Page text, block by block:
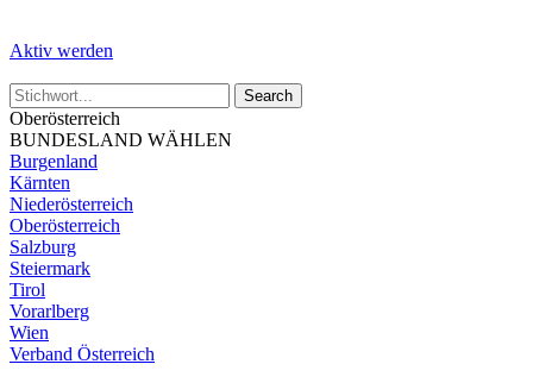
Aktiv werden
Oberösterreich
BUNDESLAND WÄHLEN
Burgenland
Kärnten
Niederösterreich
Oberösterreich
Salzburg
Steiermark
Tirol
Vorarlberg
Wien
Verband Österreich